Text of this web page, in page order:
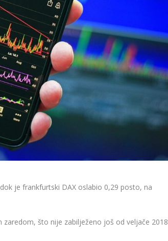
je frankfurtski DAX oslabio 0,29 posto, na
što nije zabilježeno još od veljače